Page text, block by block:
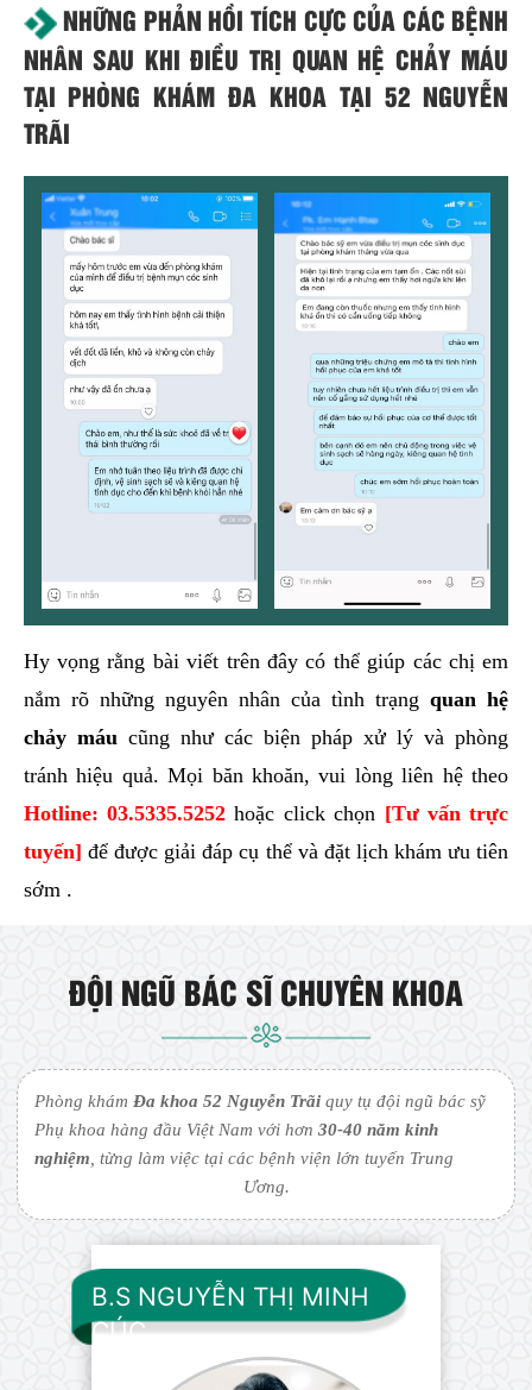
NHỮNG PHẢN HỒI TÍCH CỰC CỦA CÁC BỆNH
NHÂN SAU KHI ĐIỀU TRỊ QUAN HỆ CHẢY MÁU
TẠI PHÒNG KHÁM ĐA KHOA TẠI 52 NGUYỄN
TRÃI
Hy vọng rằng bài viết trên đây có thể giúp các chị em
nắm rõ những nguyên nhân của tình trạngquan hệ
chảy máu cũng như các biện pháp xử lý và phòng
tránh hiệu quả. Mọi băn khoăn, vui lòng liên hệ theo
Hotline: 03.5335.5252 hoặc click chọn [Tư vấn trực
tuyến] để được giải đáp cụ thể và đặt lịch khám ưu tiên
sớm .
ĐỘI NGŨ BÁC SĨ CHUYÊN KHOA
Phòng khámĐa khoa 52 Nguyễn Trãi quy tụ đội ngũ bác sỹ
Phụ khoa hàng đầu Việt Nam với hơn30-40 năm kinh
nghiệm, từng làm việc tại các bệnh viện lớn tuyến Trung
Ương.
B.S NGUYỄN THỊ MINH
CÚC